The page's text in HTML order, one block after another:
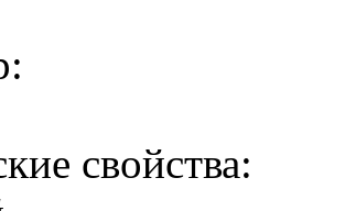
свойства: